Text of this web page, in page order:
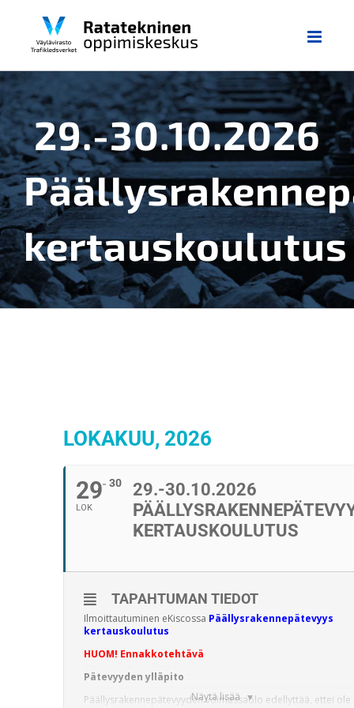
29.-30.10.2026
kertauskoulutus
LOKAKUU, 2026
29
LOK
30
29.-30.10.2026
KERTAUSKOULUTUS
Näytä lisää
TAPAHTUMAN TIEDOT
Ilmoittautuminen eKiscossa Päällysrakennepätevyys
kertauskoulutus
HUOM! Ennakkotehtävä
Pätevyyden ylläpito
Päällysrakennepätevyyden voimassaolo edellyttää, ettei ole